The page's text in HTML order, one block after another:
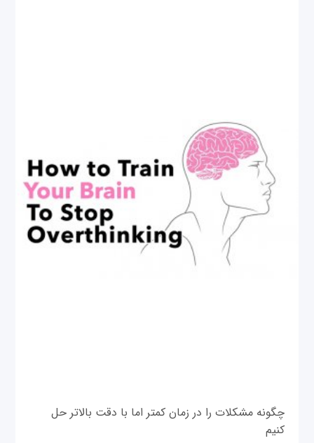
چگونه مشکلات را در زمان کمتر اما با دقت بالاتر حل
کنیم